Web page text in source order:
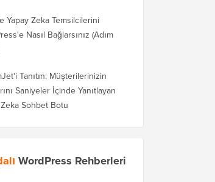
Yapay Zeka Temsilcilerini
Nasıl Bağlarsınız (Adım
Tanıtın: Müşterilerinizin
Saniyeler İçinde Yanıtlayan
Sohbet Botu
WordPress Rehberleri